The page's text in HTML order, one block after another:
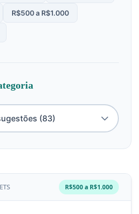
R$500 a R$1.000
R$500 a R$1.000